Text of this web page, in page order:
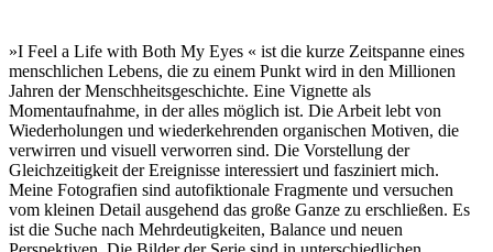
»I Feel a Life with Both My Eyes « ist die kurze Zeitspanne eines
menschlichen Lebens, die zu einem Punkt wird in den Millionen
Jahren der Menschheitsgeschichte. Eine Vignette als
Momentaufnahme, in der alles möglich ist. Die Arbeit lebt von
Wiederholungen und wiederkehrenden organischen Motiven, die
verwirren und visuell verworren sind. Die Vorstellung der
Gleichzeitigkeit der Ereignisse interessiert und fasziniert mich.
Meine Fotografien sind autofiktionale Fragmente und versuchen
vom kleinen Detail ausgehend das große Ganze zu erschließen. Es
ist die Suche nach Mehrdeutigkeiten, Balance und neuen